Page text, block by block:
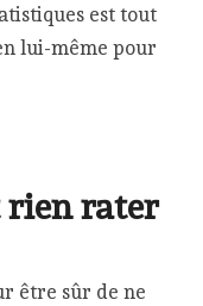
est tout
lui-même pour
rien rater
être sûr de ne